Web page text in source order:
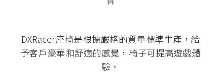
DXRacer座椅是根據嚴格的質量標準生產，給
予客戶豪華和舒適的感覺，椅子可提高遊戲體
驗，